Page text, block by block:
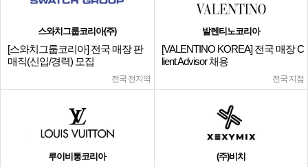
스와치그룹코리아(주)
[스와치그룹코리아] 전국 매장 판
매직(신입/경력) 모집
전국 전지역
발렌티노코리아
[VALENTINO KOREA] 전국 매장 C
lient Advisor 채용
전국 지점
루이비통코리아 (주)비치